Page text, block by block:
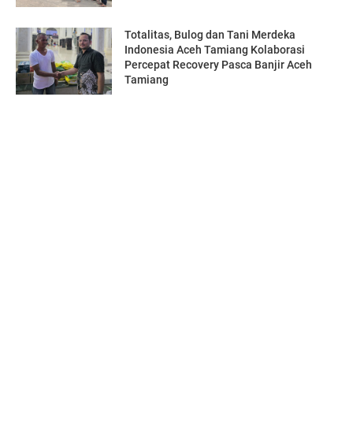
Totalitas, Bulog dan Tani Merdeka
Indonesia Aceh Tamiang Kolaborasi
Percepat Recovery Pasca Banjir Aceh
Tamiang